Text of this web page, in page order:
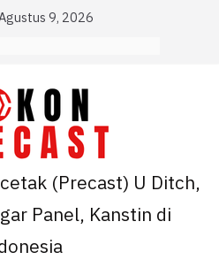
9, 2026
(Precast) U Ditch,
Panel, Kanstin di